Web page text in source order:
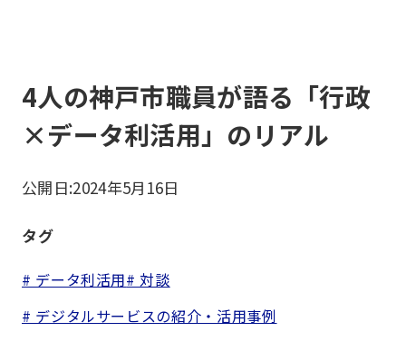
4人の神戸市職員が語る「行政
×データ利活用」のリアル
公開日:2024年5月16日
タグ
# データ利活用# 対談
# デジタルサービスの紹介・活用事例